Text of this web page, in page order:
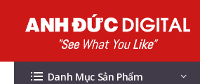
Danh Mục Sản Phẩm